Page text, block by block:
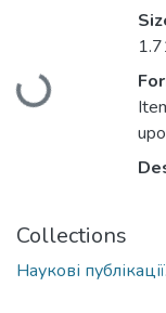
Loading...
Collections
Наукові